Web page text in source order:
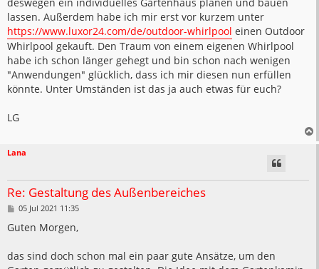
lassen. Außerdem habe ich mir erst vor kurzem unter
https://www.luxor24.com/de/outdoor-whirlpool einen Outdoor
Whirlpool gekauft. Den Traum von einem eigenen Whirlpool
habe ich schon länger gehegt und bin schon nach wenigen
"Anwendungen" glücklich, dass ich mir diesen nun erfüllen
könnte. Unter Umständen ist das ja auch etwas für euch?
LG
Lana
Re: Gestaltung des Außenbereiches
B
i
a
g
05 Jul 2021 11:35
Guten Morgen,
das sind doch schon mal ein paar gute Ansätze, um den